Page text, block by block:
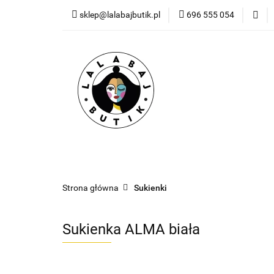
sklep@lalabajbutik.pl 696 555 054
Strona główna Sukienki
Sukienka ALMA biała